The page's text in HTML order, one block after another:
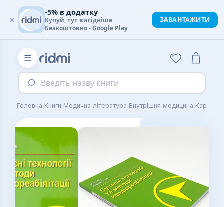
☰
Введіть назву книги
Головна›Книги›Медична література›Внутрішня медицина›
×
-5% в додатку
Купуй, тут вигідніше
Безкоштовно - Google Play
ЗАВАНТАЖИТИ